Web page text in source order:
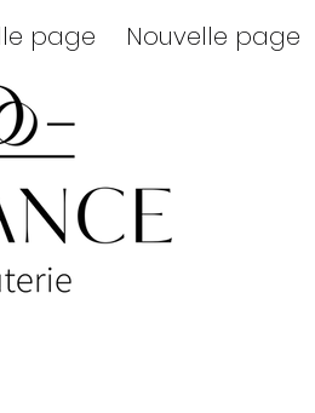
page Nouvelle page